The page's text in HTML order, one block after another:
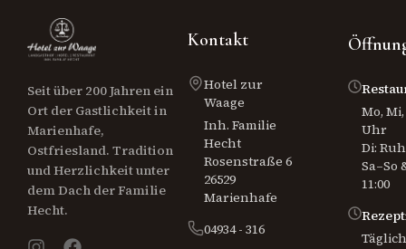
Seit über 200 Jahren ein
Ort der Gastlichkeit in
Marienhafe,
Ostfriesland. Tradition
und Herzlichkeit unter
dem Dach der Familie
Hecht.
Kontakt
Hotel zur
Waage
Inh. Familie
Hecht
Rosenstraße 6
26529
Marienhafe
04934 - 316
Mo, Mi,
Uhr
Di:
Sa–So
11:00